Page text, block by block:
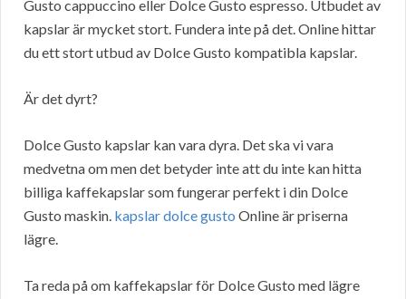
Gusto cappuccino eller Dolce Gusto espresso. Utbudet av
kapslar är mycket stort. Fundera inte på det. Online hittar
du ett stort utbud av Dolce Gusto kompatibla kapslar.
Är det dyrt?
Dolce Gusto kapslar kan vara dyra. Det ska vi vara
medvetna om men det betyder inte att du inte kan hitta
billiga kaffekapslar som fungerar perfekt i din Dolce
Gusto maskin. kapslar dolce gusto Online är priserna
lägre.
Ta reda på om kaffekapslar för Dolce Gusto med lägre